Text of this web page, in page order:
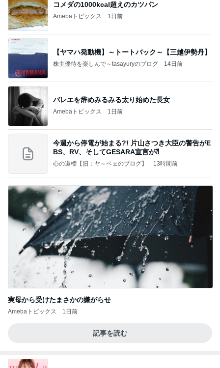
コメダの1000kcal超えのカツパン
Amebaトピックス 1日前
【ヤマハ発動機】～トートバック～【三越伊勢丹】
株主優待を楽しんで～tasayuryのブログ 14日前
バレエを辞めみるみる太り始めた長女
Amebaトピックス 1日前
今週から停電が始まる?! 片山さつき大臣の警告がE
BS、RV、そしてGESARA宣言が⁈
心の道標【旧：ヤ～ベェのブログ】 13時間前
実母から受けたまさかの嫌がらせ
Amebaトピックス 1日前
記事を読む